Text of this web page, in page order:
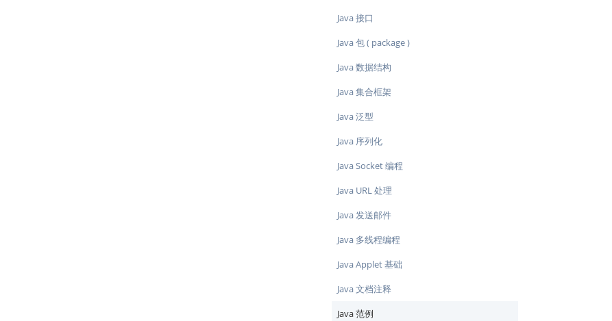
Java 接口
Java 包 ( package )
Java 数据结构
Java 集合框架
Java 泛型
Java 序列化
Java Socket 编程
Java URL 处理
Java 发送邮件
Java 多线程编程
Java Applet 基础
Java 文档注释
Java 范例